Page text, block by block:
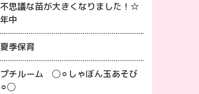
不思議な苗が大きくなりました！☆
年中
夏季保育
プチルーム ◯⚪︎しゃぼん玉あそび
⚪︎◯